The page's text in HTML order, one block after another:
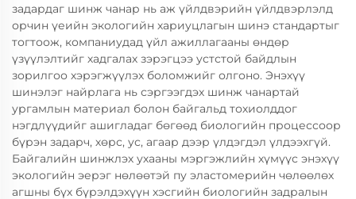
задардаг шинж чанар нь аж үйлдвэрийн үйлдвэрлэлд
орчин үеийн экологийн хариуцлагын шинэ стандартыг
тогтоож, компаниудад үйл ажиллагааны өндөр
үзүүлэлтийг хадгалах зэрэгцээ устстой байдлын
зорилгоо хэрэгжүүлэх боломжийг олгоно. Энэхүү
шинэлэг найрлага нь сэргээгдэх шинж чанартай
ургамлын материал болон байгальд тохиолддог
нэгдлүүдийг ашигладаг бөгөөд биологийн процессоор
бүрэн задарч, хөрс, ус, агаар дээр үлдэгдэл үлдээхгүй.
Байгалийн шинжлэх ухааны мэргэжлийн хүмүүс энэхүү
экологийн эерэг нөлөөтэй пу эластомерийн чөлөөлөх
агшны бүх бүрэлдэхүүн хэсгийн биологийн задралын